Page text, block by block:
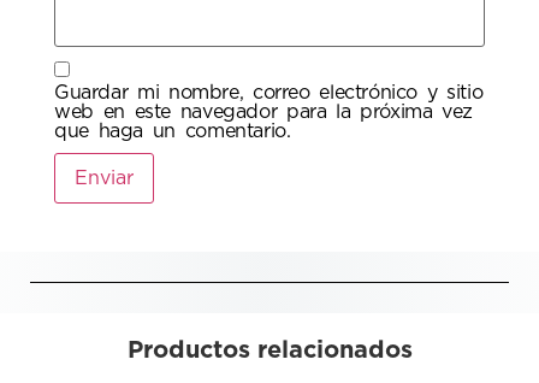
Guardar mi nombre, correo electrónico y sitio
web en este navegador para la próxima vez
que haga un comentario.
Productos relacionados